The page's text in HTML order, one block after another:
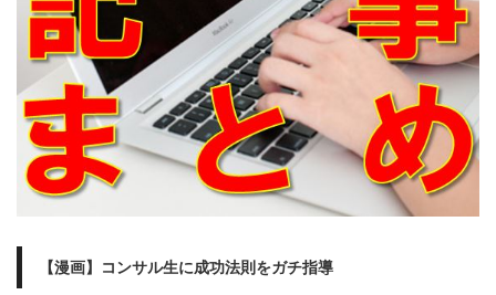
【漫画】コンサル生に成功法則をガチ指導